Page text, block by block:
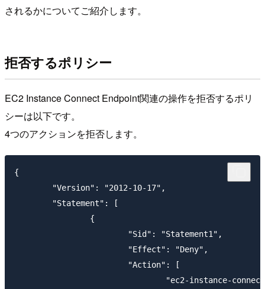
されるかについてご紹介します。
拒否するポリシー
EC2 Instance Connect Endpoint関連の操作を拒否するポリ
シーは以下です。
4つのアクションを拒否します。
{